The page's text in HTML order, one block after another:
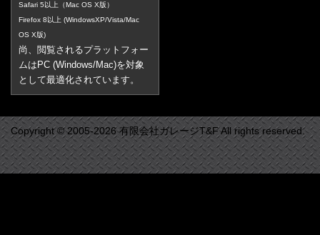
Safari 5以上（Mac OS X版）
Firefox 8以上 (WindowsXP/Vista/Mac
OS X版)
尚、閲覧されるプラットフォー
ムはPC (Windows/Mac)を対象
として最適化されています。
Copyright © 2005-2026 有限会社ガレージT&F All rights reserved.